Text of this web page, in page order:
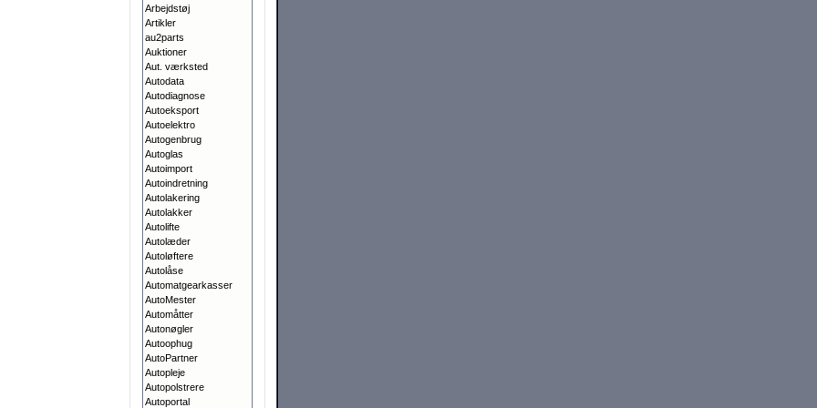
Arbejdstøj
Artikler
au2parts
Auktioner
Aut. værksted
Autodata
Autodiagnose
Autoeksport
Autoelektro
Autogenbrug
Autoglas
Autoimport
Autoindretning
Autolakering
Autolakker
Autolifte
Autolæder
Autoløftere
Autolåse
Automatgearkasser
AutoMester
Automåtter
Autonøgler
Autoophug
AutoPartner
Autopleje
Autopolstrere
Autoportal